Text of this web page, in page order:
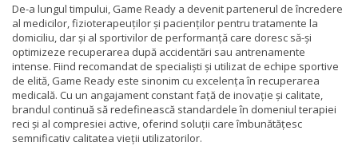
De-a lungul timpului, Game Ready a devenit partenerul de încredere
al medicilor, fizioterapeuților și pacienților pentru tratamente la
domiciliu, dar și al sportivilor de performanță care doresc să-și
optimizeze recuperarea după accidentări sau antrenamente
intense. Fiind recomandat de specialiști și utilizat de echipe sportive
de elită, Game Ready este sinonim cu excelența în recuperarea
medicală. Cu un angajament constant față de inovație și calitate,
brandul continuă să redefinească standardele în domeniul terapiei
reci și al compresiei active, oferind soluții care îmbunătățesc
semnificativ calitatea vieții utilizatorilor.